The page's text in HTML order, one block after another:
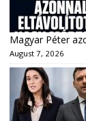
Magyar Péter
August 7, 2026